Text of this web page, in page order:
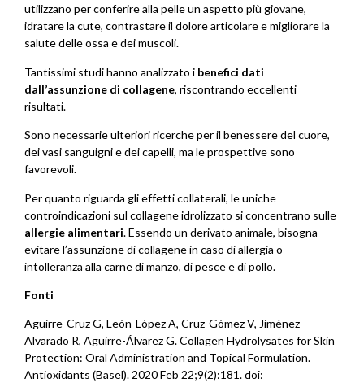
utilizzano per conferire alla pelle un aspetto più giovane,
idratare la cute, contrastare il dolore articolare e migliorare la
salute delle ossa e dei muscoli.
Tantissimi studi hanno analizzato i benefici dati
dall’assunzione di collagene, riscontrando eccellenti
risultati.
Sono necessarie ulteriori ricerche per il benessere del cuore,
dei vasi sanguigni e dei capelli, ma le prospettive sono
favorevoli.
Per quanto riguarda gli effetti collaterali, le uniche
controindicazioni sul collagene idrolizzato si concentrano sulle
allergie alimentari. Essendo un derivato animale, bisogna
evitare l’assunzione di collagene in caso di allergia o
intolleranza alla carne di manzo, di pesce e di pollo.
Fonti
Aguirre-Cruz G, León-López A, Cruz-Gómez V, Jiménez-
Alvarado R, Aguirre-Álvarez G. Collagen Hydrolysates for Skin
Protection: Oral Administration and Topical Formulation.
Antioxidants (Basel). 2020 Feb 22;9(2):181. doi: